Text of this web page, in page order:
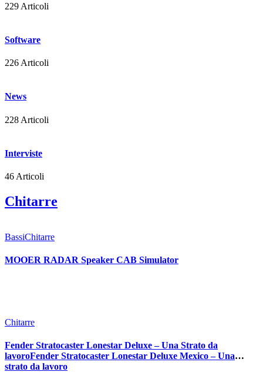
229 Articoli
Software
226 Articoli
News
228 Articoli
Interviste
46 Articoli
Chitarre
BassiChitarre
MOOER RADAR Speaker CAB Simulator
Chitarre
Fender Stratocaster Lonestar Deluxe – Una Strato da
lavoroFender Stratocaster Lonestar Deluxe Mexico – Una
strato da lavoro